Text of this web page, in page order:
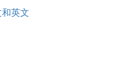
英文